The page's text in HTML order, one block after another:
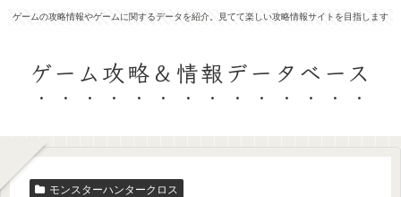
ゲームの攻略情報やゲームに関するデータを紹介。見てて楽しい攻略情報サイトを目指します
ゲーム攻略＆情報データベース
モンスターハンタークロス